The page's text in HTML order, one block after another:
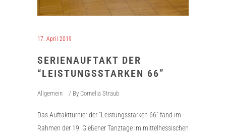
17. April 2019
SERIENAUFTAKT DER
“LEISTUNGSSTARKEN 66”
Allgemein By Cornelia Straub
Das Auftaktturnier der "Leistungsstarken 66" fand im
Rahmen der 19. Gießener Tanztage im mittelhessischen